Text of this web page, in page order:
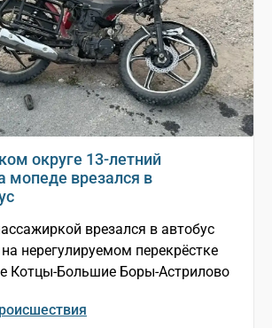
округе 13-летний
мопеде врезался в
врезался в автобус
нерегулируемом перекрёстке
Котцы-Большие Боры-Астрилово